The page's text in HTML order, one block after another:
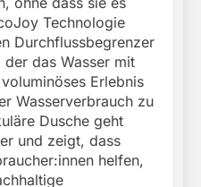
Technologie
Durchflussbegrenzer
das Wasser mit
Erlebnis
Wasserverbrauch zu
Dusche geht
und zeigt, dass
helfen,